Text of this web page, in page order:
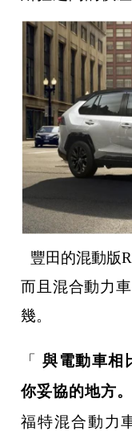
豐田的混動版
而且混合動力
幾。
「與電動車相
你妥協的地方。
福特混合動力